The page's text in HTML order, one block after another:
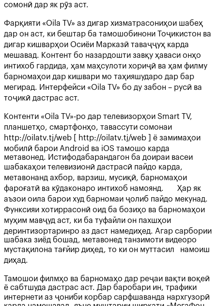
сомонӣ дар як рӯз аст.
Фарқияти «Oila TV» аз дигар хизматрасониҳои шабеҳ
дар он аст, ки бештар ба тамошобинони Тоҷикистон ва
дигар кишварҳои Осиёи Марказӣ таваҷҷуҳ карда
мешавад. Контент бо назардошти завқу ҳаваси онҳо
интихоб гардида, ҳам маҳсулоти хориҷӣ ва ҳам филму
барномаҳои дар кишвари мо таҳияшударо дар бар
мегирад. Интерфейси «Oila TV» бо ду забон – русӣ ва
тоҷикӣ дастрас аст.
Контенти «Oila TV»-ро дар телевизорҳои Smart TV,
планшетҳо, смартфонҳо, тавассути сомонаи
http://oilatv.tj/web [ http://oilatv.tj/web ] ё замимаҳои
мобилӣ барои Android ва iOS тамошо карда
метавонед. Истифодабарандагон ба доираи васеи
шабакаҳои телевизионӣ дастрасӣ пайдо карда,
метавонанд ахбор, варзиш, мусиқӣ, барномаҳои
фароғатӣ ва кӯдаконаро интихоб намоянд. Ҳар як
аъзои оила барои худ барномаи ҷолиб пайдо мекунад.
Функсияи хотиррасонӣ оид ба бозиҳо ва барномаҳои
муҳим мавҷуд аст, ки ба туфайли он пахшҳои
деринтизортаринро аз даст намедиҳед. Агар сарбории
шабака зиёд бошад, метавонед танзимоти видеоро
мустақилона тағйир диҳед, то ки он муттасил намоиш
диҳад.
Тамошои филмҳо ва барномаҳо дар реҷаи вақти воқеӣ
ё сабтшуда дастрас аст. Дар баробари ин, трафики
интернети аз ҷониби корбар сарфшаванда нархгузорӣ